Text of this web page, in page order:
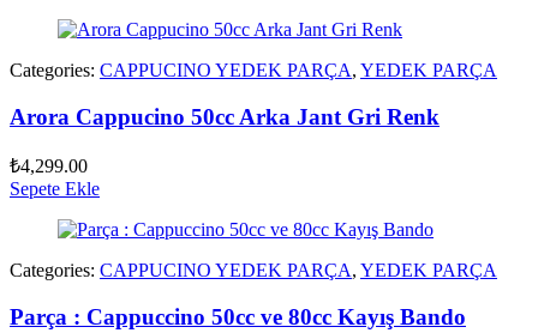
Categories: CAPPUCINO YEDEK PARÇA, YEDEK PARÇA
Arora Cappucino 50cc Arka Jant Gri Renk
₺4,299.00
Sepete Ekle
Categories: CAPPUCINO YEDEK PARÇA, YEDEK PARÇA
Parça : Cappuccino 50cc ve 80cc Kayış Bando